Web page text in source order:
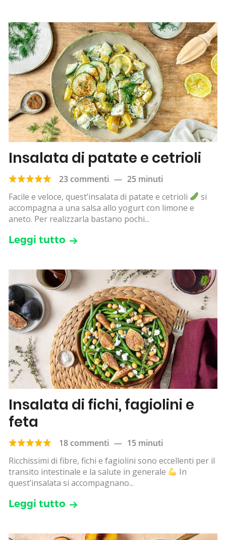
Insalata di patate e cetrioli
23 commenti — 25 minuti
Facile e veloce, quest’insalata di patate e cetrioli
si
accompagna a una salsa allo yogurt con limone e
aneto. Per realizzarla bastano pochi...
Leggi tutto
Insalata di fichi, fagiolini e
feta
18 commenti — 15 minuti
Ricchissimi di fibre, fichi e fagiolini sono eccellenti per il
transito intestinale e la salute in generale
In
quest’insalata si accompagnano...
Leggi tutto